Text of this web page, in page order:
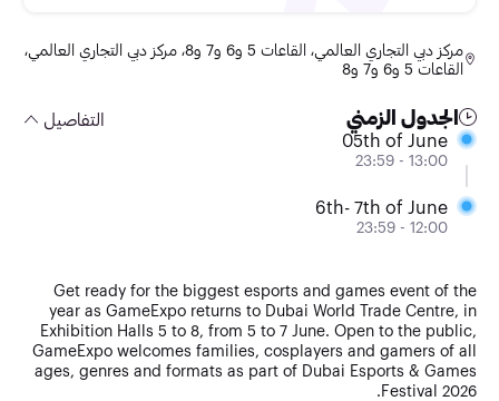
مركز دبي التجاري العالمي، القاعات 5 و6 و7 و8، مركز دبي التجاري العالمي،
القاعات 5 و6 و7 و8
الجدول الزمني
التفاصيل
05th of June
13:00 - 23:59
6th- 7th of June
12:00 - 23:59
Get ready for the biggest esports and games event of the
year as GameExpo returns to Dubai World Trade Centre, in
Exhibition Halls 5 to 8, from 5 to 7 June. Open to the public,
GameExpo welcomes families, cosplayers and gamers of all
ages, genres and formats as part of Dubai Esports & Games
Festival 2026.